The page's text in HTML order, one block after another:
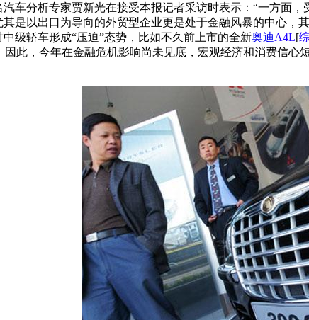
车分析专家贾新光在接受本报记者采访时表示：“一方面
是以出口为导向的外贸型企业更是处于金融风暴的中心
级轿车形成“压迫”态势，比如不久前上市的全新奥迪A4L[
因此，今年在金融危机影响尚未见底，宏观经济和消费信